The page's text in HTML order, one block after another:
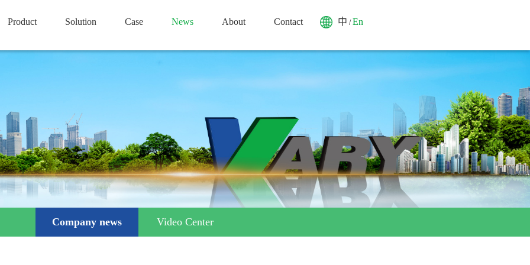
Product Solution Case News About Contact 中 /En
Company news Video Center